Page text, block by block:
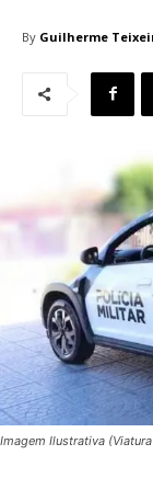
By Guilherme
Imagem Ilustrativa (Viatura